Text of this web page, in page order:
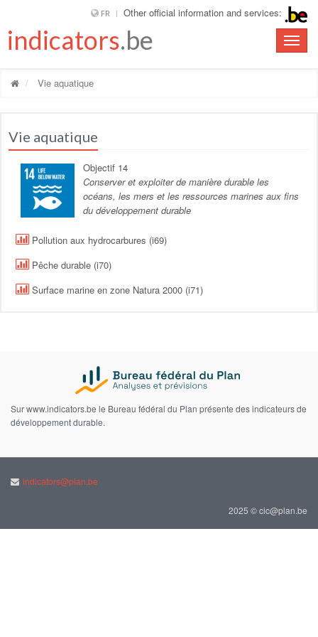
FR Other official information and services:
Toggle
indicators.be
Vie aquatique
Vie aquatique
Objectif 14
Conserver et exploiter de manière durable les
océans, les mers et les ressources marines aux fins
du développement durable
Pollution aux hydrocarbures (i69)
Pêche durable (i70)
Surface marine en zone Natura 2000 (i71)
Sur www.indicators.be le Bureau fédéral du Plan présente des indicateurs de
développement durable.
indicators@plan.be
2025 © cic@plan.be